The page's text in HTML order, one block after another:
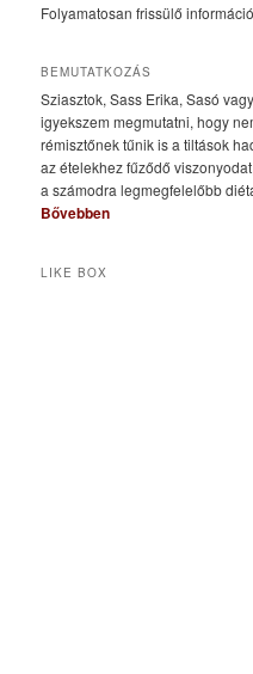
Folyamatosan frissülő
BEMUTATKOZÁS
Sziasztok, Sass Erika, Sasó
igyekszem megmutatni, hogy
rémisztőnek tűnik is a tiltások
az ételekhez fűződő
a számodra legmegfelelőbb
Bővebben
LIKE BOX